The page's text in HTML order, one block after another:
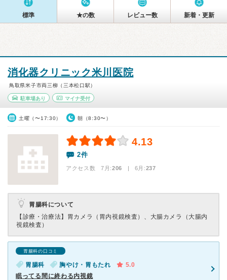
標準 ★の数 レビュー数 新着・更新
消化器クリニック米川医院
鳥取県米子市両三柳（三本松口駅）
駐車場あり マイナ受付
土曜（〜17:30） 朝（8:30〜）
4.13
2件
アクセス数 7月:206 | 6月:237
胃腸科について
【診療・治療法】 胃カメラ（胃内視鏡検査）、大腸カメラ（大腸内
視鏡検査）
胃腸科の口コミ
胃腸科 胸やけ・胃もたれ
5.0
眠ってる間に終わる内視鏡